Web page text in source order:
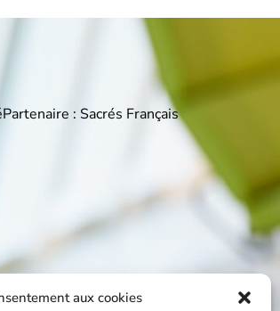
aux cookies
Partenaire : Sacrés Français